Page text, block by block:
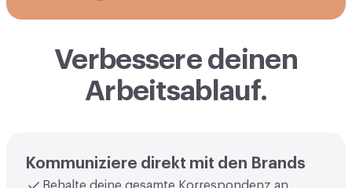
Verbessere deinen
Arbeitsablauf.
Kommuniziere direkt mit den Brands